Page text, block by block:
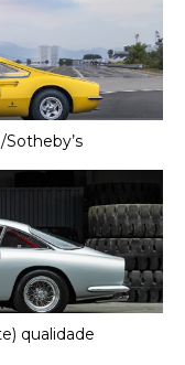
qualidade